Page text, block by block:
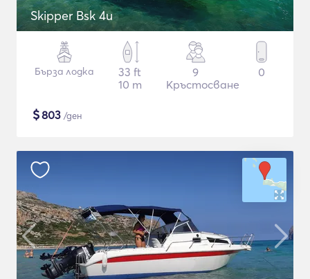
Skipper Bsk 4u
Бърза лодка
33 ft
10 m
9
Кръстосване
0
$803 /ден